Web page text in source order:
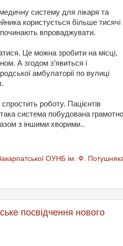
систему для лікаря та
користується більше тисячі
починають впроваджувати.
Це можна зробити на місці,
А згодом з’явиться і
амбулаторії по вулиці
роботу. Пацієнтів
система побудована
з іншими хворими..
ОУНБ ім. Ф.
посвідчення нового